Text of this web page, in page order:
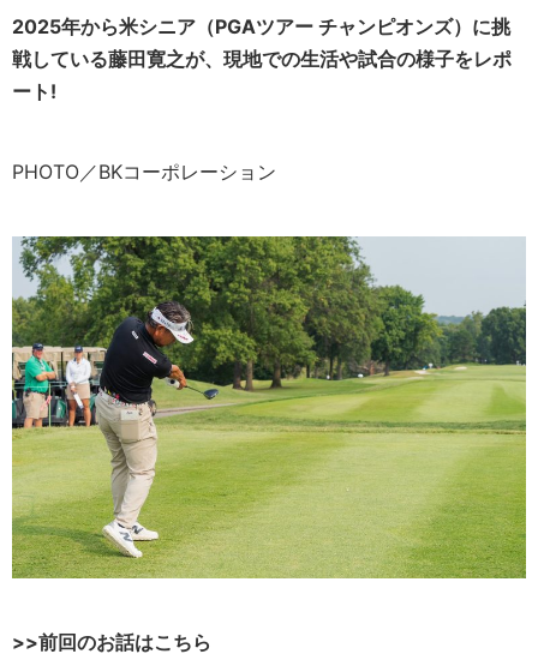
2025年から米シニア（PGAツアー チャンピオンズ）に挑
戦している藤田寛之が、現地での生活や試合の様子をレポ
ート!
PHOTO／BKコーポレーション
>>前回のお話はこちら